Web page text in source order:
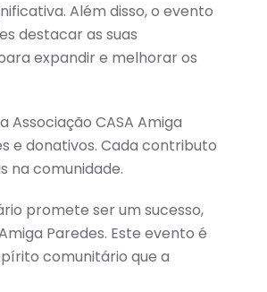
Além disso, o evento
destacar as suas
expandir e melhorar os
CASA Amiga
e donativos. Cada contributo
na comunidade.
promete ser um sucesso,
Paredes. Este evento é
comunitário que a